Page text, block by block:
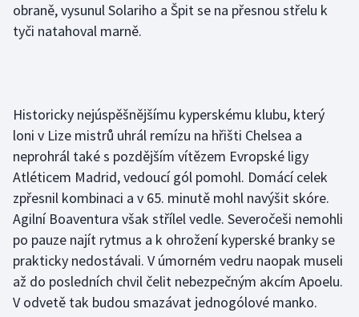
Short track
Triatlon
Veslování
Vodní slalom
Volejbal
Ostatní
obraně, vysunul Solariho a Špit se na přesnou střelu k
tyči natahoval marně.
Historicky nejúspěšnějšímu kyperskému klubu, který
loni v Lize mistrů uhrál remízu na hřišti Chelsea a
neprohrál také s pozdějším vítězem Evropské ligy
Atléticem Madrid, vedoucí gól pomohl. Domácí celek
zpřesnil kombinaci a v 65. minutě mohl navýšit skóre.
Agilní Boaventura však střílel vedle. Severočeši nemohli
po pauze najít rytmus a k ohrožení kyperské branky se
prakticky nedostávali. V úmorném vedru naopak museli
až do posledních chvil čelit nebezpečným akcím Apoelu.
V odvetě tak budou smazávat jednogólové manko.